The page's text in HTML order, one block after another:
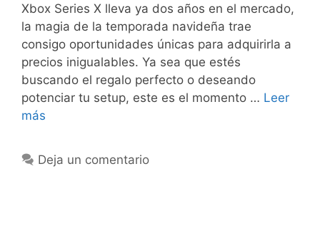
Xbox Series X lleva ya dos años en el mercado,
la magia de la temporada navideña trae
consigo oportunidades únicas para adquirirla a
precios inigualables. Ya sea que estés
buscando el regalo perfecto o deseando
potenciar tu setup, este es el momento … Leer
más
Deja un comentario